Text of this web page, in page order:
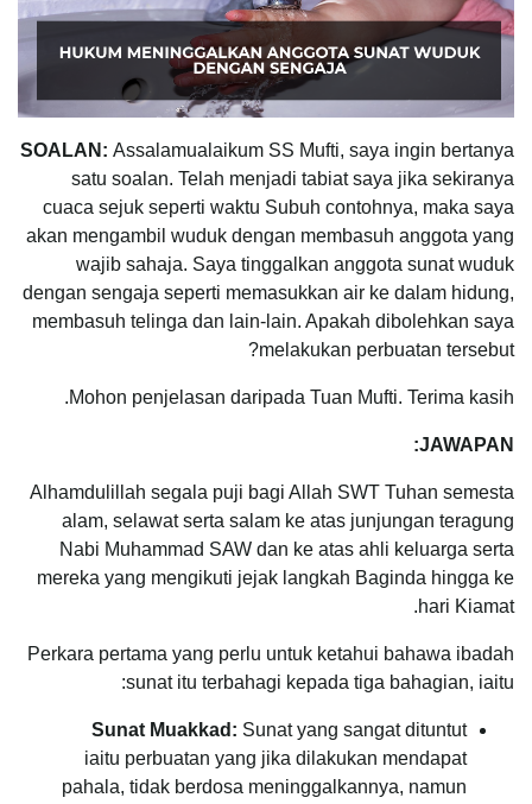
SOALAN: Assalamualaikum SS Mufti, saya ingin bertanya
satu soalan. Telah menjadi tabiat saya jika sekiranya
cuaca sejuk seperti waktu Subuh contohnya, maka saya
akan mengambil wuduk dengan membasuh anggota yang
wajib sahaja. Saya tinggalkan anggota sunat wuduk
dengan sengaja seperti memasukkan air ke dalam hidung,
membasuh telinga dan lain-lain. Apakah dibolehkan saya
melakukan perbuatan tersebut?
Mohon penjelasan daripada Tuan Mufti. Terima kasih.
JAWAPAN:
Alhamdulillah segala puji bagi Allah SWT Tuhan semesta
alam, selawat serta salam ke atas junjungan teragung
Nabi Muhammad SAW dan ke atas ahli keluarga serta
mereka yang mengikuti jejak langkah Baginda hingga ke
hari Kiamat.
Perkara pertama yang perlu untuk ketahui bahawa ibadah
sunat itu terbahagi kepada tiga bahagian, iaitu:
Sunat Muakkad: Sunat yang sangat dituntut
iaitu perbuatan yang jika dilakukan mendapat
pahala, tidak berdosa meninggalkannya, namun